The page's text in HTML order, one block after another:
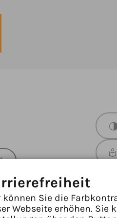
können Sie die
Webseite erhöhen. Sie